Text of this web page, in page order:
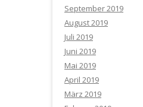
September 2019
August 2019
Juli 2019
Juni 2019
Mai 2019
April 2019
März 2019